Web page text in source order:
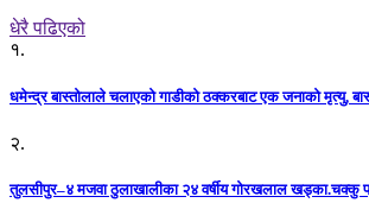
धेरै पढिएको
१.
धमेन्द्र बास्तोलाले चलाएको गाडीको ठक्करबाट एक जनाको मृत्यु,
२.
तुलसीपुर–४ मजवा ठुलाखालीका २४ वर्षीय गोरखलाल खड्का.चक्कु